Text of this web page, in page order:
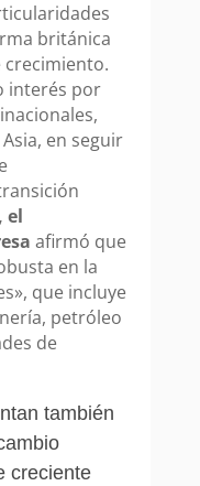
británica
interés por
en seguir
el
afirmó que
en la
que incluye
petróleo
de
también
creciente